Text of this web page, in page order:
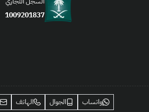
1009201837
واتساب الجوال الهاتف